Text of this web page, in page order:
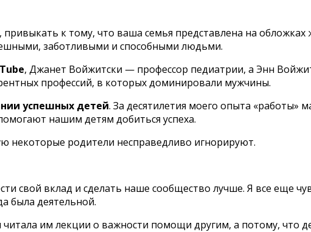
, привыкать к тому, что ваша семья представлена на обложках
заботливыми и способными людьми.
, Джанет Войжитски — профессор педиатрии, а Энн
профессий, в которых доминировали мужчины.
успешных детей. За десятилетия моего опыта «работы»
нашим детям добиться успеха.
некоторые родители несправедливо игнорируют.
свой вклад и сделать наше сообщество лучше. Я все еще
была деятельной.
им лекции о важности помощи другим, а потому, что